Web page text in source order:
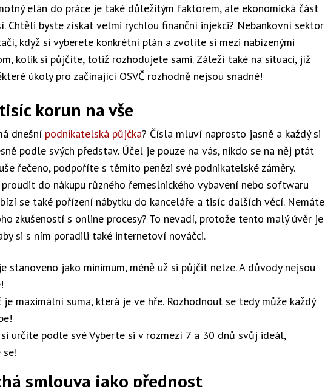
elán do práce je také důležitým faktorem, ale ekonomická část
Chtěli byste získat velmi rychlou finanční injekci? Nebankovní sektor
když si vyberete konkrétní plán a zvolíte si mezi nabízenými
kolik si půjčíte, totiž rozhodujete sami. Záleží také na situaci, jíž
úkoly pro začínající OSVČ rozhodně nejsou snadné!
korun na vše
dnešní podnikatelská půjčka? Čísla mluví naprosto jasně a každý si
podle svých představ. Účel je pouze na vás, nikdo se na něj ptát
řečeno, podpoříte s těmito penězi své podnikatelské záměry.
proudit do nákupu různého řemeslnického vybavení nebo softwaru
se také pořízení nábytku do kanceláře a tisíc dalších věcí. Nemáte
zkušeností s online procesy? To nevadí, protože tento malý úvěr je
si s ním poradili také internetoví nováčci.
stanoveno jako minimum, méně už si půjčit nelze. A důvody nejsou
je maximální suma, která je ve hře. Rozhodnout se tedy může každý
určíte podle své Vyberte si v rozmezí 7 a 30 dnů svůj ideál,
se!
smlouva jako přednost